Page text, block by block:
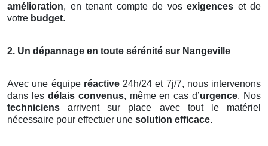
amélioration, en tenant compte de vos exigences et de
votre budget.
2. Un dépannage en toute sérénité sur Nangeville
Avec une équipe réactive24h/24 et 7j/7, nous intervenons
dans les délais convenus, même en cas d’urgence. Nos
techniciens arrivent sur place avec tout le matériel
nécessaire pour effectuer une solution efficace.